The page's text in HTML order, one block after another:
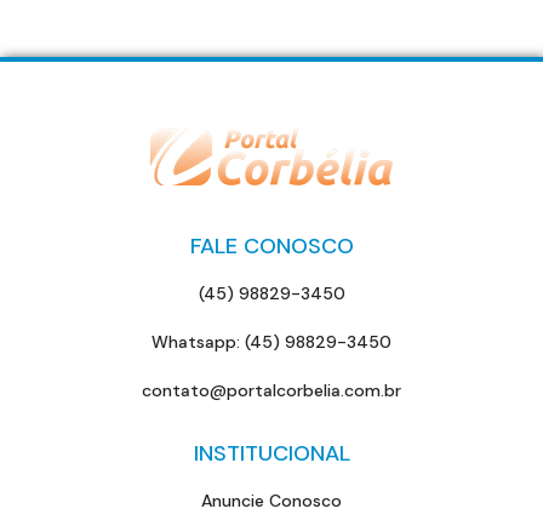
FALE CONOSCO
(45) 98829-3450
Whatsapp: (45) 98829-3450
contato@portalcorbelia.com.br
INSTITUCIONAL
Anuncie Conosco